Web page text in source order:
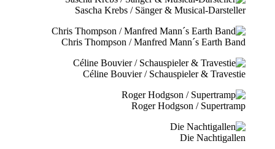
Sascha Krebs / Sänger & Musical-Darsteller
Chris Thompson / Manfred Mann´s Earth Band
Céline Bouvier / Schauspieler & Travestie
Roger Hodgson / Supertramp
Die Nachtigallen